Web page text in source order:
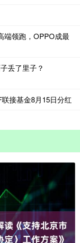
端领跑，OPPO成最
丢了里子？
接基金8月15日分红